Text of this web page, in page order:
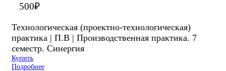
500₽
Технологическая (проектно-технологическая)
практика | П.В | Производственная практика. 7
семестр. Синергия
Купить
Подробнее